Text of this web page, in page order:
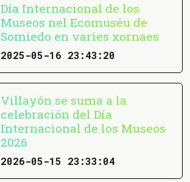
Día Internacional de los
Museos nel Ecomuséu de
Somiedo en varies xornaes
2025-05-16 23:43:20
Villayón se suma a la
celebración del Día
Internacional de los Museos
2026
2026-05-15 23:33:04